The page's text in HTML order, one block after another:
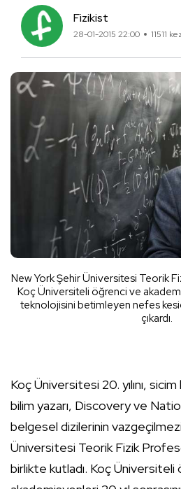
Fizikist
28-01-2015 22:00 11511
New York Şehir Üniversitesi Teorik
Koç Üniversiteli öğrenci ve
teknolojisini betimleyen nefes
çıkardı.
Koç Üniversitesi 20. yılını,
bilim yazarı, Discovery ve
belgesel dizilerinin
Üniversitesi Teorik Fizik
birlikte kutladı. Koç Üniversiteli